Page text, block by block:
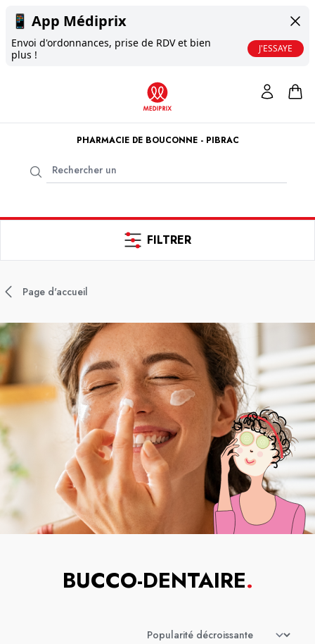
📱 App Médiprix
Envoi d'ordonnances, prise de RDV et bien
plus !
J'ESSAYE
PHARMACIE DE BOUCONNE - PIBRAC
FILTRER
Page d'accueil
BUCCO-DENTAIRE.